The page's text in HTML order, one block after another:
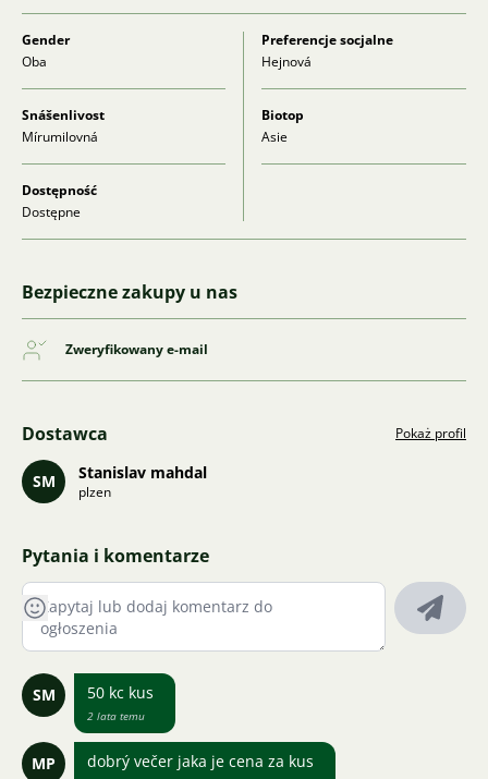
Gender
Oba
Preferencje socjalne
Hejnová
Snášenlivost
Mírumilovná
Biotop
Asie
Dostępność
Dostępne
Bezpieczne zakupy u nas
Zweryfikowany e-mail
Dostawca Pokaż profil
SM Stanislav mahdal
plzen
Pytania i komentarze
SM 50 kc kus
2 lata temu
MP dobrý večer jaka je cena za kus